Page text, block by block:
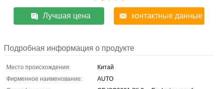
Лучшая цена контактные данные
Подробная информация о продукте
Место происхождения:
Китай
Фирменное наименование:
AUTO